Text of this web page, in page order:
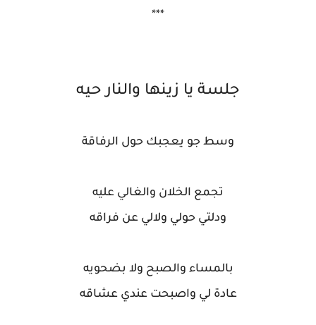
***
جلسة يا زينها والنار حيه
وسط جو يعجبك حول الرفاقة
تجمع الخلان والغالي عليه
ودلتي حولي ولالي عن فراقه
بالمساء والصبح ولا بضحويه
عادة لي واصبحت عندي عشاقه